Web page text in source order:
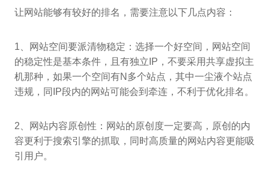
让网站能够有较好的排名，需要注意以下几点内容：
1、网站空间要派清物稳定：选择一个好空间，网站空间
的稳定性是基本条件，且有独立IP，不要采用共享虚拟主
机那种，如果一个空间有N多个站点，其中一尘液个站点
违规，同IP段内的网站可能会到牵连，不利于优化排名。
2、网站内容原创性：网站的原创度一定要高，原创的内
容更利于搜索引擎的抓取，同时高质量的网站内容更能吸
引用户。